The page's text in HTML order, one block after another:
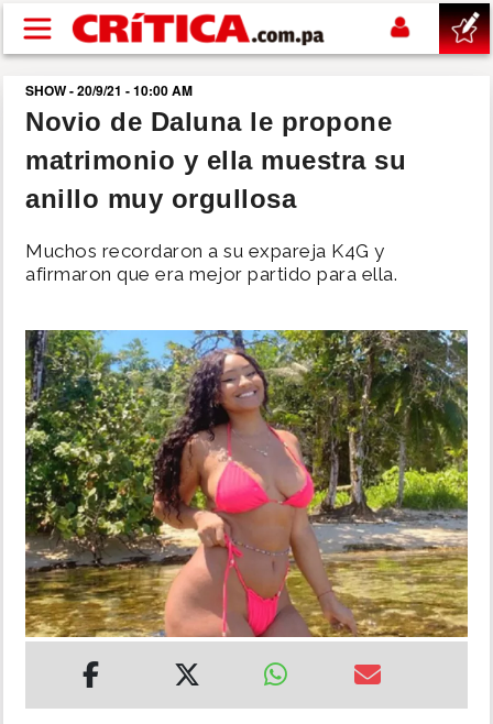
Pasar al contenido principal
buscar
SUCESOS
POLÍTICA
SHOW
DEPORTES
MUNDO
INSÓLITAS
MULTIMEDIA
SHOW - 20/9/21 - 10:00 AM
Novio de Daluna le propone
matrimonio y ella muestra su
anillo muy orgullosa
Muchos recordaron a su expareja K4G y
afirmaron que era mejor partido para ella.